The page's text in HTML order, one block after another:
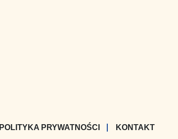
POLITYKA PRYWATNOŚCI KONTAKT